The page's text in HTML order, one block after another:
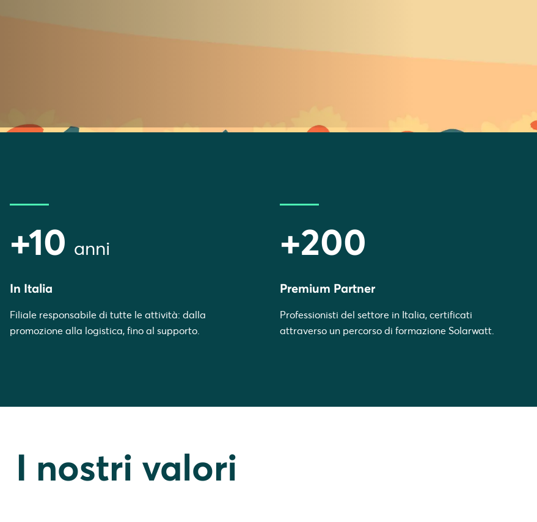
+10 anni
In Italia
Filiale responsabile di tutte le attività: dalla
promozione alla logistica, fino al supporto.
+200
Premium Partner
Professionisti del settore in Italia, certificati
attraverso un percorso di formazione Solarwatt.
I nostri valori